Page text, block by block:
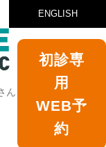
ENGLISH
ん
初診専
用
WEB予
約